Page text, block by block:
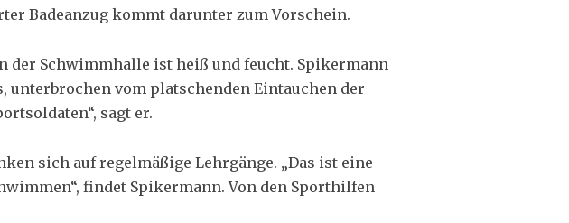
Badeanzug kommt darunter zum Vorschein.
der Schwimmhalle ist heiß und feucht. Spikermann
unterbrochen vom platschenden Eintauchen der
sagt er.
sich auf regelmäßige Lehrgänge. „Das ist eine
findet Spikermann. Von den Sporthilfen